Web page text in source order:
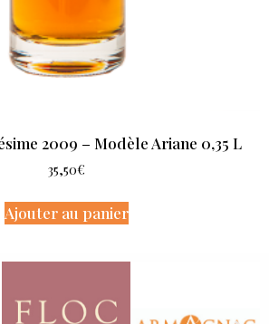
2009 – Modèle Ariane 0,35 L
35,50€
Ajouter au panier